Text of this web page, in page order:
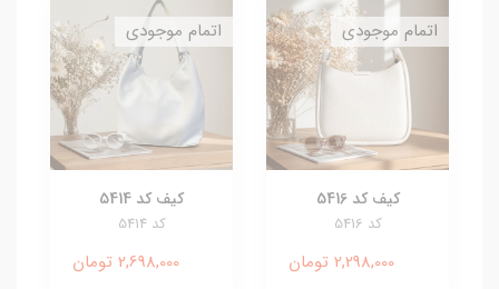
کیف کد 5416
کد 5416
2,298,000 تومان
اتمام موجودی
کیف کد 5414
کد 5414
2,698,000 تومان
اتمام موجودی